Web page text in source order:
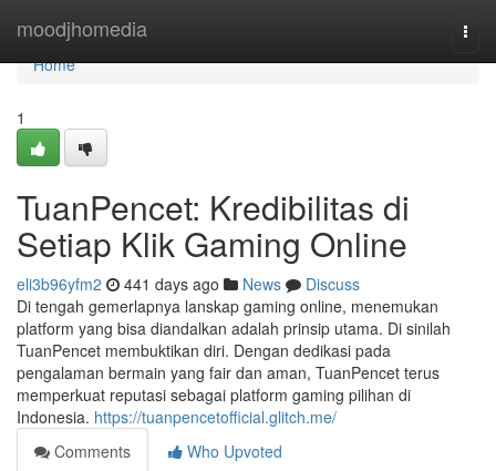
moodjhomedia
Home
Home
1
TuanPencet: Kredibilitas di
Setiap Klik Gaming Online
eli3b96yfm2 441 days ago News
Discuss
Di tengah gemerlapnya lanskap gaming online, menemukan
platform yang bisa diandalkan adalah prinsip utama. Di sinilah
TuanPencet membuktikan diri. Dengan dedikasi pada
pengalaman bermain yang fair dan aman, TuanPencet terus
memperkuat reputasi sebagai platform gaming pilihan di
Indonesia. https://tuanpencetofficial.glitch.me/
Comments
Who Upvoted